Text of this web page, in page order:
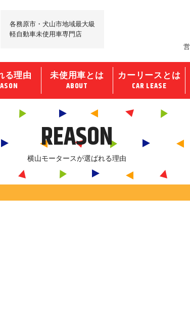
各務原市・犬山市地域最大級
軽自動車未使用車専門店
る理由 未使用車とは
ABOUT
カーリースとは
CAR LEASE
REASON
横山モータースが選ばれる理由